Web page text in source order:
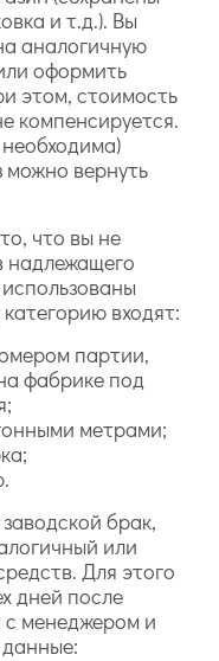
и т.д.). Вы
аналогичную
оформить
этом, стоимость
компенсируется.
можно вернуть
что вы не
надлежащего
входят:
партии,
фабрике под
метрами;
брак,
или
Для этого
дней после
с менеджером и